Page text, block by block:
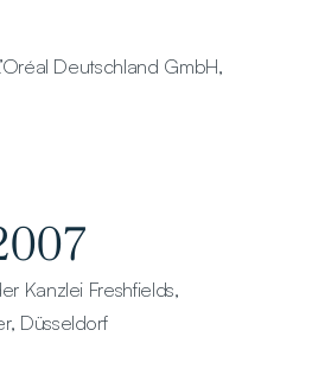
Deutschland GmbH,
Kanzlei Freshfields,
Düsseldorf